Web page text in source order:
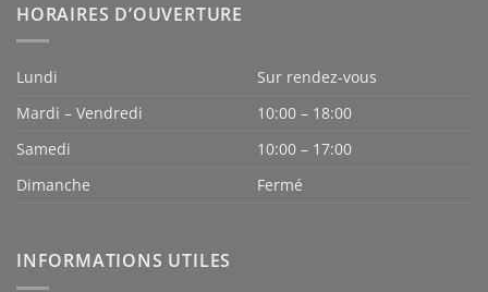
HORAIRES D’OUVERTURE
Lundi
Sur rendez-vous
Mardi – Vendredi
10:00 – 18:00
Samedi
10:00 – 17:00
Dimanche
Fermé
INFORMATIONS UTILES